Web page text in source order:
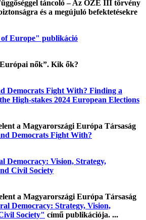
táncoló – Az OZE III törvény
és a megújuló befektetésekre
Europe" publikáció
nők”. Kik ők?
Democrats Fight With? Finding a
High-stakes 2024 European Elections
a Magyarországi Európa Társaság
Democrats Fight With?
Democracy: Vision, Strategy,
Civil Society
a Magyarországi Európa Társaság
Democracy: Strategy, Vision,
Society" című publikációja. ...